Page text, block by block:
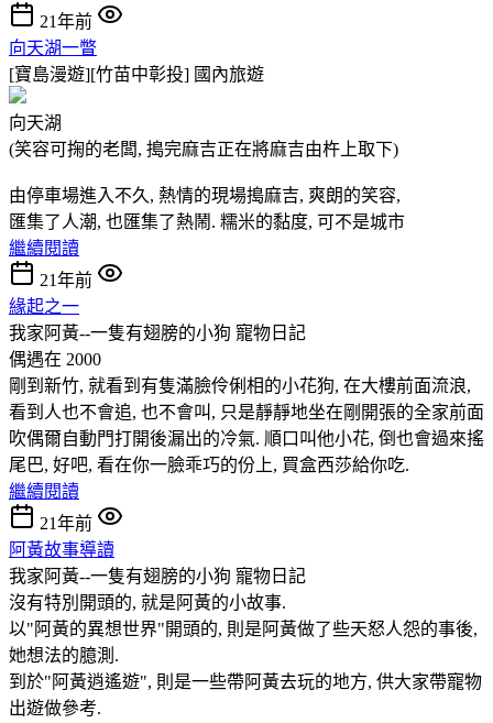
21年前
向天湖一瞥
[寶島漫遊][竹苗中彰投] 國內旅遊
向天湖
(笑容可掬的老闆, 搗完麻吉正在將麻吉由杵上取下)
由停車場進入不久, 熱情的現場搗麻吉, 爽朗的笑容,
匯集了人潮, 也匯集了熱鬧. 糯米的黏度, 可不是城市
繼續閱讀
21年前
緣起之一
我家阿黃--一隻有翅膀的小狗 寵物日記
偶遇在 2000
剛到新竹, 就看到有隻滿臉伶俐相的小花狗, 在大樓前面流浪,
看到人也不會追, 也不會叫, 只是靜靜地坐在剛開張的全家前面
吹偶爾自動門打開後漏出的冷氣. 順口叫他小花, 倒也會過來搖
尾巴, 好吧, 看在你一臉乖巧的份上, 買盒西莎給你吃.
繼續閱讀
21年前
阿黃故事導讀
我家阿黃--一隻有翅膀的小狗 寵物日記
沒有特別開頭的, 就是阿黃的小故事.
以"阿黃的異想世界"開頭的, 則是阿黃做了些天怒人怨的事後,
她想法的臆測.
到於"阿黃逍遙遊", 則是一些帶阿黃去玩的地方, 供大家帶寵物
出遊做參考.